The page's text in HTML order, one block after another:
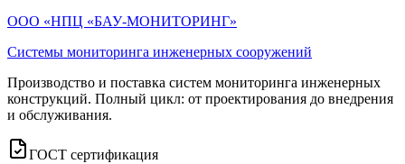
ООО «НПЦ «БАУ-МОНИТОРИНГ»
Системы мониторинга инженерных сооружений
Производство и поставка систем мониторинга инженерных
конструкций. Полный цикл: от проектирования до внедрения
и обслуживания.
ГОСТ сертификация